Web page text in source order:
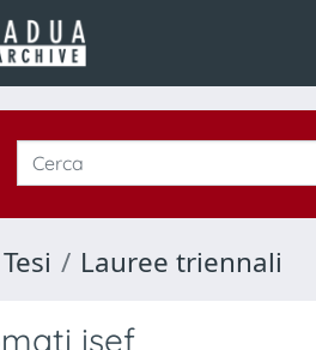
Tesi Lauree triennali
isef